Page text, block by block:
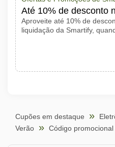
Até 10% de desconto
Aproveite até 10% de
liquidação da Smartify,
Cupões em destaque
Verão
Código